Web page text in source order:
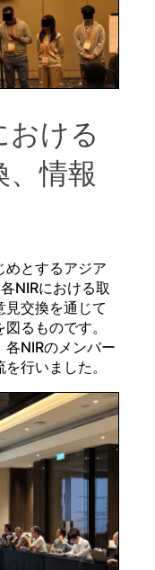
おける
、情報
とするアジア
NIRにおける取
見交換を通じて
るものです。
NIRのメンバー
行いました。